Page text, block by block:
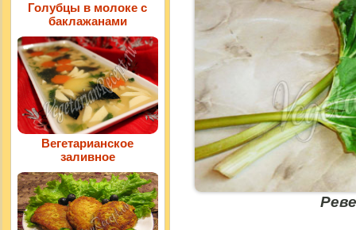
Голубцы в молоке с
баклажанами
Вегетарианское
заливное